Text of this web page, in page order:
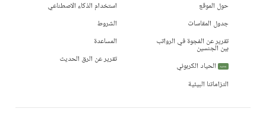
حول الموقع
جدول المقاسات
تقرير عن الفجوة في الرواتب
بين الجنسين
جديد
الحياد الكربوني
التزاماتنا البيئية
استخدام الذكاء الاصطناعي
الشروط
المساعدة
تقرير عن الرق الحديث